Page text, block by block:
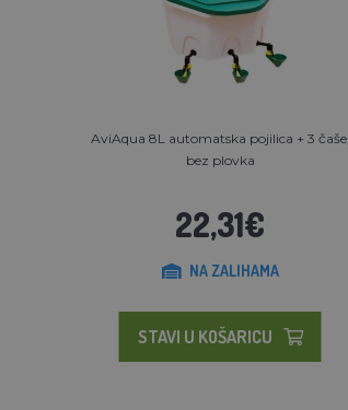
AviAqua 8L automatska pojilica + 3 čaše,
bez plovka
22,31€
NA ZALIHAMA
STAVI U KOŠARICU